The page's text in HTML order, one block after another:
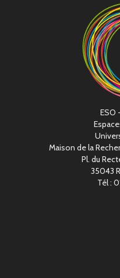
ESO
Maison de la
Pl. du
35043
Tél :